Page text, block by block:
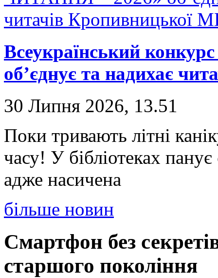
Всеукраїнський
об’єднує та надихає
30 Липня 2026, 13.51
Поки тривають літні
часу! У бібліотеках
адже насичена
більше новин
Смартфон без
старшого покоління